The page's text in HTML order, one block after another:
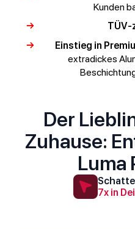
Kunden
Einstieg in
extradickes
Der
Zuhause:
Luma
7x in